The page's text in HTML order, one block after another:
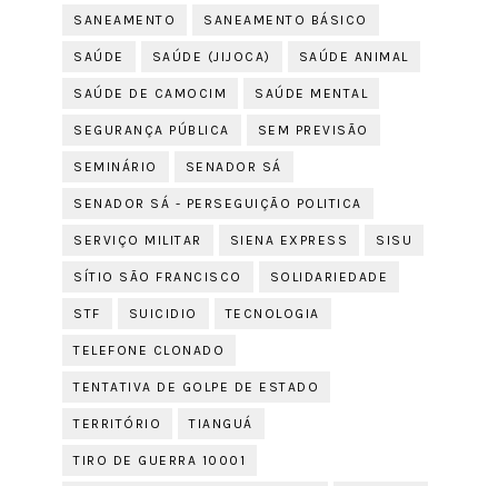
SANEAMENTO SANEAMENTO BÁSICO
SAÚDE SAÚDE (JIJOCA) SAÚDE ANIMAL
SAÚDE DE CAMOCIM SAÚDE MENTAL
SEGURANÇA PÚBLICA SEM PREVISÃO
SEMINÁRIO SENADOR SÁ
SENADOR SÁ - PERSEGUIÇÃO POLITICA
SERVIÇO MILITAR SIENA EXPRESS SISU
SÍTIO SÃO FRANCISCO SOLIDARIEDADE
STF SUICIDIO TECNOLOGIA
TELEFONE CLONADO
TENTATIVA DE GOLPE DE ESTADO
TERRITÓRIO TIANGUÁ
TIRO DE GUERRA 10001